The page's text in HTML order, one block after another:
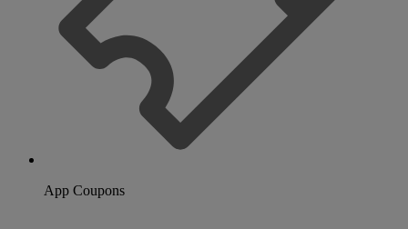
App Coupons